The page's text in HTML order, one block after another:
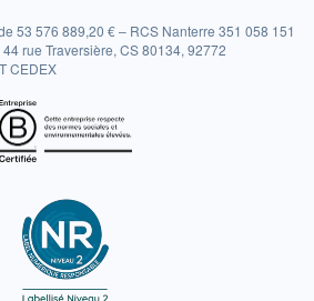
53 576 889,20 € – RCS Nanterre 351 058 151
rue Traversière, CS 80134, 92772
CEDEX